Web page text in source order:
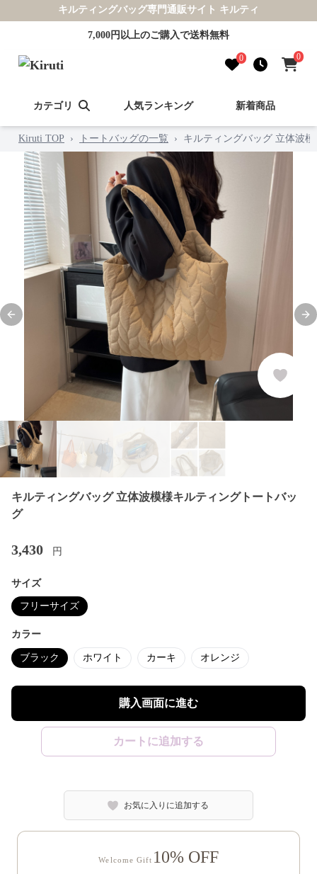
キルティングバッグ専門通販サイト キルティ
7,000円以上のご購入で送料無料
0 0
カテゴリ 人気ランキング 新着商品
Kiruti TOP › トートバッグの一覧 › キルティングバッグ 立体波
Previous slide
キルティングバッグ 立体波模様キルティングトートバッ
グ
3,430 円
サイズ
フリーサイズ
カラー
ブラック ホワイト カーキ オレンジ
購入画面に進む
カートに追加する
お気に入りに追加する
Welcome Gift 10% OFF